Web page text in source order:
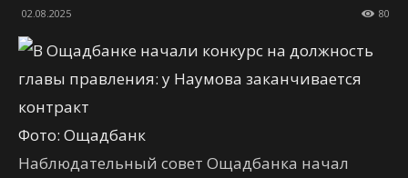
02.08.2025 80
Фото: Ощадбанк
Наблюдательный совет Ощадбанка начал